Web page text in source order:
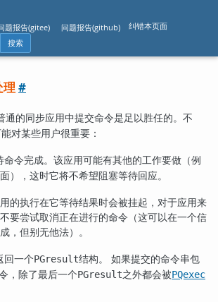
题报告(gitee) 问题报告(github) 纠错本页面
搜索
#
通的同步应用中提交命令是足以胜任的。不
对某些用户很重要：
命令完成。该应用可能有其他的工作要做（例
），这时它将不希望阻塞等待回应。
的执行在它等待结果时会被挂起，对于应用来
要尝试取消正在进行的命令（这可以在一个信
，但别无他法）。
回一个PGresult结构。 如果提交的命令串包
，除了最后一个PGresult之外都会被PQexec